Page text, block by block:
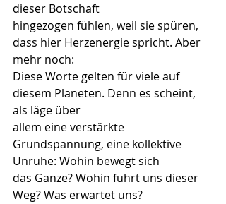
dieser Botschaft
hingezogen fühlen, weil sie spüren,
dass hier Herzenergie spricht. Aber
mehr noch:
Diese Worte gelten für viele auf
diesem Planeten. Denn es scheint,
als läge über
allem eine verstärkte
Grundspannung, eine kollektive
Unruhe: Wohin bewegt sich
das Ganze? Wohin führt uns dieser
Weg? Was erwartet uns?